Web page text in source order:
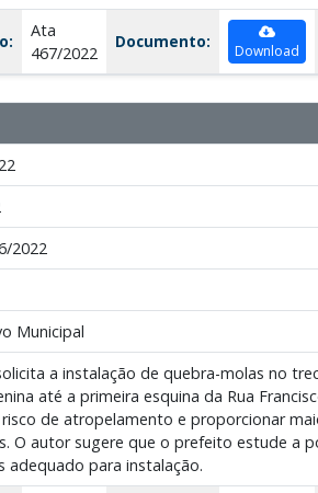
Ata
467/2022
Documento: Download
2022
Municipal
a instalação de quebra-molas no
até a primeira esquina da Rua
de atropelamento e proporcionar
O autor sugere que o prefeito estude a
adequado para instalação.